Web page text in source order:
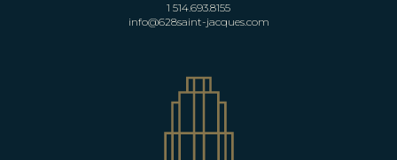
1 514.693.8155
info@628saint-jacques.com